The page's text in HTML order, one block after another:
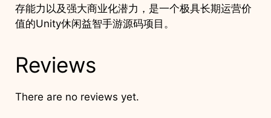
存能力以及强大商业化潜力，是一个极具长期运营价
值的Unity休闲益智手游源码项目。
Reviews
There are no reviews yet.